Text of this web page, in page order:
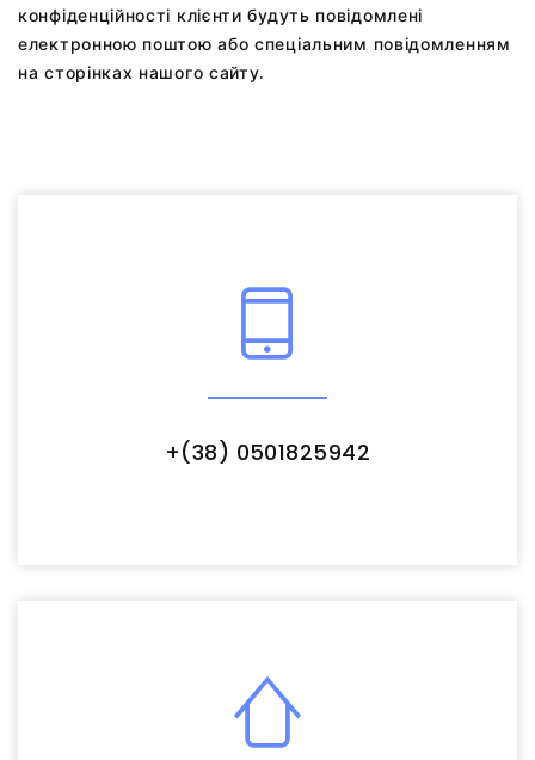
конфіденційності клієнти будуть повідомлені
електронною поштою або спеціальним повідомленням
на сторінках нашого сайту.
+(38) 0501825942